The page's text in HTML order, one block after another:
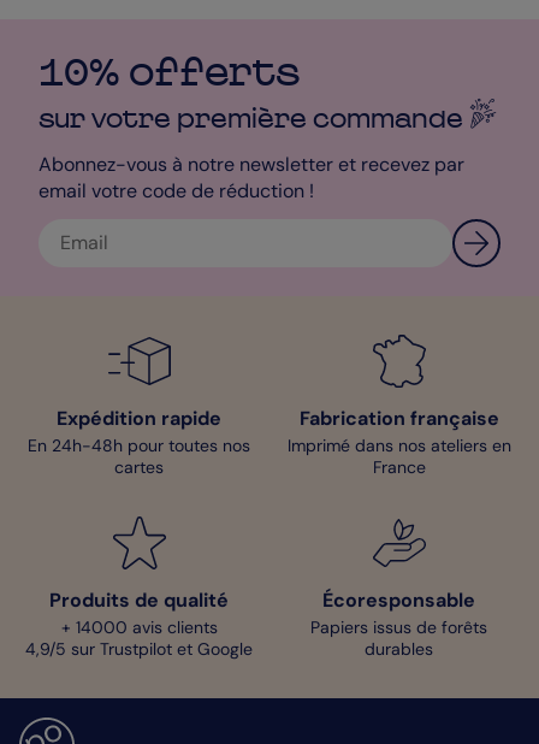
10% offerts
sur votre première commande
Abonnez-vous à notre newsletter et recevez par
email votre code de réduction !
Expédition rapide
En 24h-48h pour toutes nos
cartes
Fabrication française
Imprimé dans nos ateliers en
France
Produits de qualité
+ 14000 avis clients
4,9/5 sur Trustpilot et Google
Écoresponsable
Papiers issus de forêts
durables